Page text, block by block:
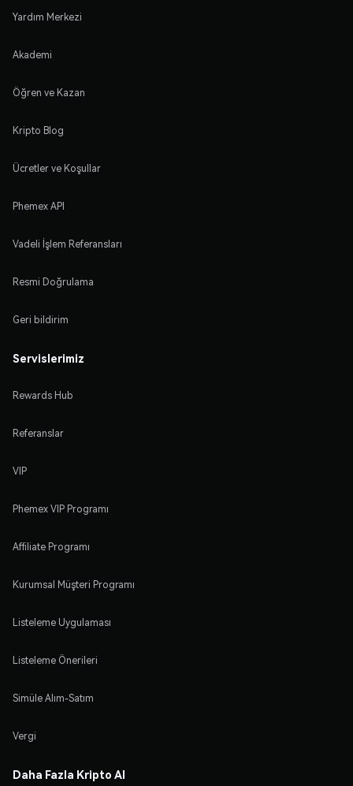
Yardım Merkezi
Akademi
Öğren ve Kazan
Kripto Blog
Ücretler ve Koşullar
Phemex API
Vadeli İşlem Referansları
Resmi Doğrulama
Geri bildirim
Servislerimiz
Rewards Hub
Referanslar
VIP
Phemex VIP Programı
Affiliate Programı
Kurumsal Müşteri Programı
Listeleme Uygulaması
Listeleme Önerileri
Simüle Alım-Satım
Vergi
Daha Fazla Kripto Al